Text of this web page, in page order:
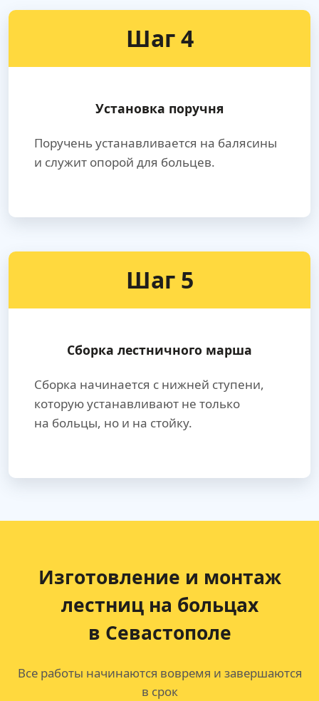
Шаг 4
Установка поручня
Поручень устанавливается на балясины
и служит опорой для больцев.
Шаг 5
Сборка лестничного марша
Сборка начинается с нижней ступени,
которую устанавливают не только
на больцы, но и на стойку.
Изготовление и монтаж
лестниц на больцах
в Севастополе
Все работы начинаются вовремя и завершаются
в срок